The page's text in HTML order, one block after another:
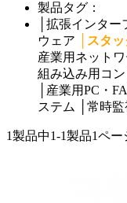
製品タグ：
拡張インター
ウェア
スタ
産業用ネットワ
組み込み用コ
産業用PC・
ステム
常時
1製品中1-1製品1ペー